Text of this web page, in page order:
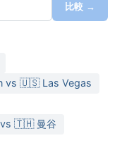
比較 →
vs 🇺🇸 Las Vegas
🇹🇭 曼谷